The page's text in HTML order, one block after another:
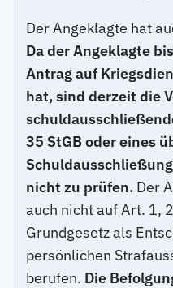
Der Angeklagte hat
Da der Angeklagte
Antrag auf
hat, sind derzeit die
35 StGB oder eines
nicht zu prüfen. Der
auch nicht auf Art. 1,
Grundgesetz als
persönlichen
berufen. Die